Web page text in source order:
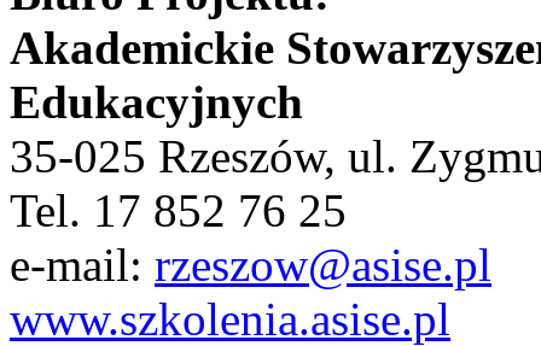
Akademickie
Edukacyjnych
35-025 Rzeszów, ul.
Tel. 17 852 76 25
e-mail: rzeszow@asise.pl
www.szkolenia.asise.pl